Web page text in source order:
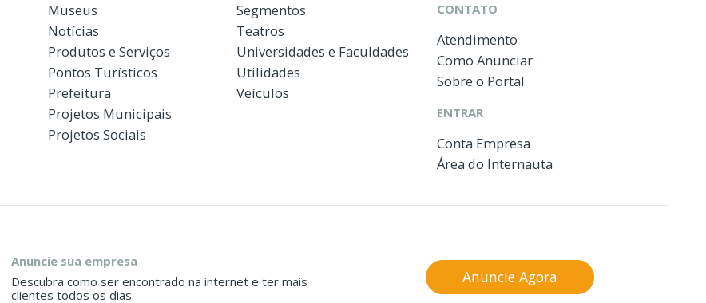
Museus
Notícias
Produtos e Serviços
Pontos Turísticos
Prefeitura
Projetos Municipais
Projetos Sociais
Segmentos
Teatros
Universidades e Faculdades
Utilidades
Veículos
CONTATO
Atendimento
Como Anunciar
Sobre o Portal
ENTRAR
Conta Empresa
Área do Internauta
Anuncie sua empresa
Descubra como ser encontrado na internet e ter mais
clientes todos os dias.
Anuncie Agora